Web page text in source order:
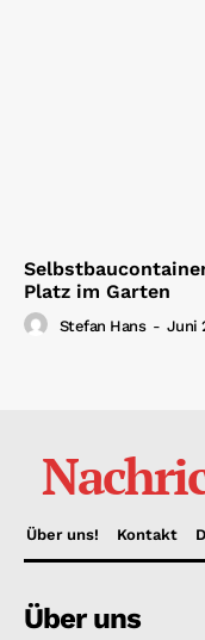
Platz im Garten
Stefan Hans - Juni
Über uns! Kontakt
Über uns